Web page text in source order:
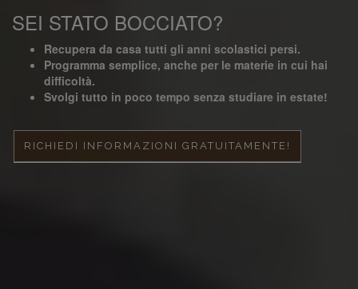
SEI STATO BOCCIATO?
Recupera da casa tutti gli anni scolastici persi.
Programma semplice, anche per le materie in cui hai
difficoltà.
Svolgi tutto in poco tempo senza studiare in estate!
RICHIEDI INFORMAZIONI GRATUITAMENTE!